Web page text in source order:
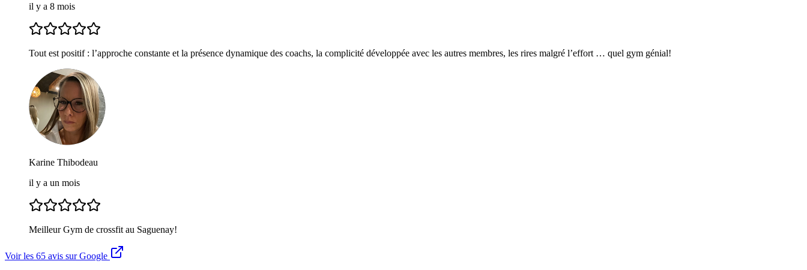
il y a 8 mois
Tout est positif : l’approche constante et la présence dynamique des coachs, la complicité développée avec les autres membres, les rires malgré l’effort … quel gym génial!
Karine Thibodeau
il y a un mois
Meilleur Gym de crossfit au Saguenay!
Voir les 65 avis sur Google